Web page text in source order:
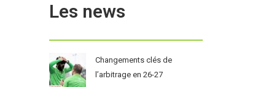
Les news
Changements clés de
l’arbitrage en 26-27